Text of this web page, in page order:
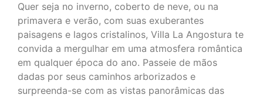
Quer seja no inverno, coberto de neve, ou na
primavera e verão, com suas exuberantes
paisagens e lagos cristalinos, Villa La Angostura te
convida a mergulhar em uma atmosfera romântica
em qualquer época do ano. Passeie de mãos
dadas por seus caminhos arborizados e
surpreenda-se com as vistas panorâmicas das